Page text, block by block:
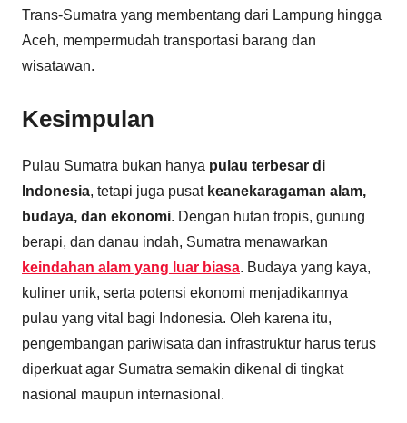
Trans-Sumatra yang membentang dari Lampung hingga
Aceh, mempermudah transportasi barang dan
wisatawan.
Kesimpulan
Pulau Sumatra bukan hanya pulau terbesar di
Indonesia, tetapi juga pusat keanekaragaman alam,
budaya, dan ekonomi. Dengan hutan tropis, gunung
berapi, dan danau indah, Sumatra menawarkan
keindahan alam yang luar biasa. Budaya yang kaya,
kuliner unik, serta potensi ekonomi menjadikannya
pulau yang vital bagi Indonesia. Oleh karena itu,
pengembangan pariwisata dan infrastruktur harus terus
diperkuat agar Sumatra semakin dikenal di tingkat
nasional maupun internasional.